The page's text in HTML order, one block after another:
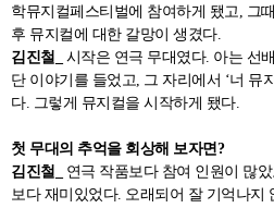
학뮤지컬페스티벌에 참여하게 됐고, 그
후 뮤지컬에 대한 갈망이 생겼다.
김진철_ 시작은 연극 무대였다. 아는 선
단 이야기를 들었고, 그 자리에서 ‘너 뮤
다. 그렇게 뮤지컬을 시작하게 됐다.
첫 무대의 추억을 회상해 보자면?
김진철_ 연극 작품보다 참여 인원이 많
보다 재미있었다. 오래되어 잘 기억나지